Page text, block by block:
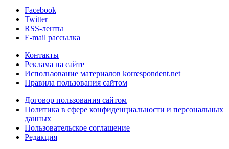
Facebook
Twitter
RSS-ленты
E-mail рассылка
Контакты
Реклама на сайте
Использование материалов korrespondent.net
Правила пользования сайтом
Договор пользования сайтом
Политика в сфере конфиденциальности и персональных
данных
Пользовательское соглашение
Редакция